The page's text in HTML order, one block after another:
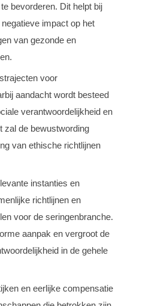
bevorderen. Dit helpt bij
impact op het
van gezonde en
voor
aandacht wordt besteed
verantwoordelijkheid en
zal de bewustwording
van ethische richtlijnen
instanties en
richtlijnen en
voor de seringenbranche.
aanpak en vergroot de
in de gehele
en eerlijke compensatie